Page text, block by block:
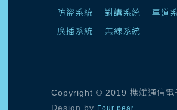
防盜系統
對講系統 車道
廣播系統
無線系統
Copyright © 2019 樵斌通信
Design by Four pear